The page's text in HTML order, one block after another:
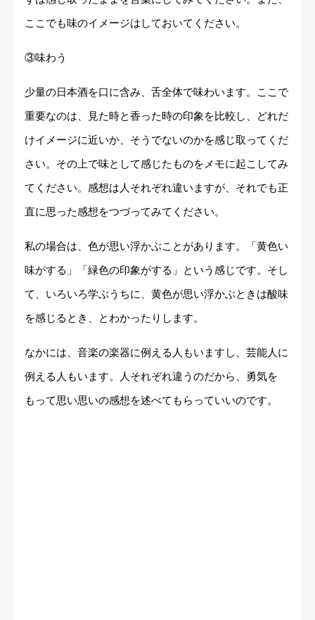
ここでも味のイメージはしておいてください。
③味わう
少量の日本酒を口に含み、舌全体で味わいます。ここで
重要なのは、見た時と香った時の印象を比較し、どれだ
けイメージに近いか、そうでないのかを感じ取ってくだ
さい。その上で味として感じたものをメモに起こしてみ
てください。感想は人それぞれ違いますが、それでも正
直に思った感想をつづってみてください。
私の場合は、色が思い浮かぶことがあります。「黄色い
味がする」「緑色の印象がする」という感じです。そし
て、いろいろ学ぶうちに、黄色が思い浮かぶときは酸味
を感じるとき、とわかったりします。
なかには、音楽の楽器に例える人もいますし、芸能人に
例える人もいます。人それぞれ違うのだから、勇気を
もって思い思いの感想を述べてもらっていいのです。